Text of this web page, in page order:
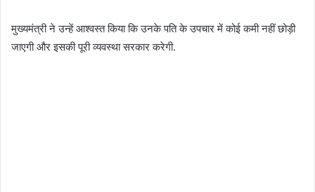
मुख्यमंत्री ने उन्हें आश्वस्त किया कि उनके पति के उपचार में कोई कमी नहीं छोड़ी
जाएगी और इसकी पूरी व्यवस्था सरकार करेगी.